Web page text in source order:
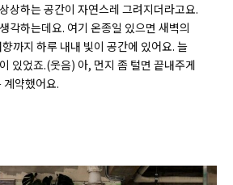
상하는 공간이 자연스레 그려지더라고요.
각하는데요. 여기 온종일 있으면 새벽의
까지 하루 내내 빛이 공간에 있어요. 늘
있었죠.(웃음) 아, 먼지 좀 털면 끝내주게
계약했어요.